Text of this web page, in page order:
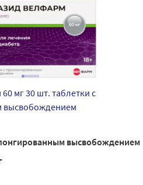
мг 30 шт. таблетки с
высвобождением
высвобождением